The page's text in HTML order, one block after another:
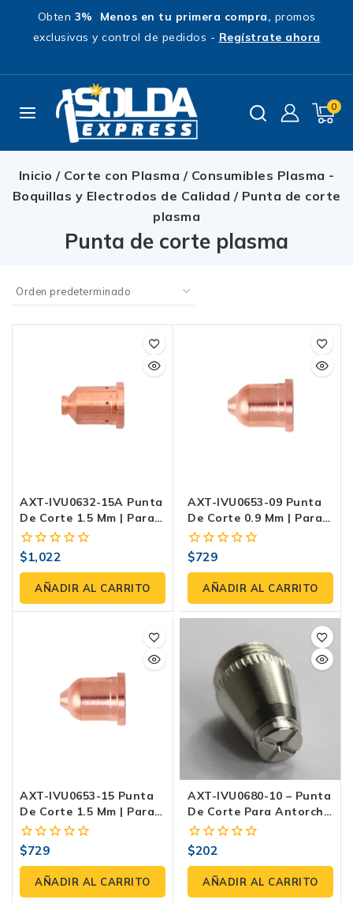
Obten 3% Menos en tu primera compra, promos
exclusivas y control de pedidos - Regístrate ahora
0
Inicio / Corte con Plasma / Consumibles Plasma -
Boquillas y Electrodos de Calidad / Punta de corte
plasma
Punta de corte plasma
AXT-IVU0632-15A Punta
De Corte 1.5 Mm | Para
Antorchas AXT-PMX105
Y AXT-PMXM105-L
0
fuera
5
$1,022
AÑADIR AL CARRITO
AXT-IVU0653-09 Punta
De Corte 0.9 Mm | Para
Antorchas AXT-PMX105
Y AXT-PMXM105-L
0
fuera
5
$729
AÑADIR AL CARRITO
AXT-IVU0653-15 Punta
De Corte 1.5 Mm | Para
Antorchas AXT-PMX105
Y AXT-PMXM105-L
0
fuera
5
$729
AÑADIR AL CARRITO
AXT-IVU0680-10 – Punta
De Corte Para Antorcha
IPT40 (paquete 2 Pzas)
0
fuera
5
$202
AÑADIR AL CARRITO